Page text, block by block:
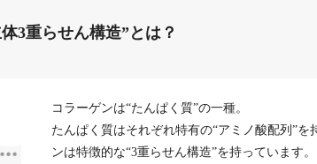
3重らせん構造”とは？
コラーゲンは“たんぱく質”の一種。
たんぱく質はそれぞれ特有の“アミノ酸配列”を
ンは特徴的な“3重らせん構造”を持っています。